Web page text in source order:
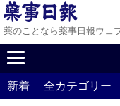
薬のことなら薬事日報ウェ
新着 全カテゴリー